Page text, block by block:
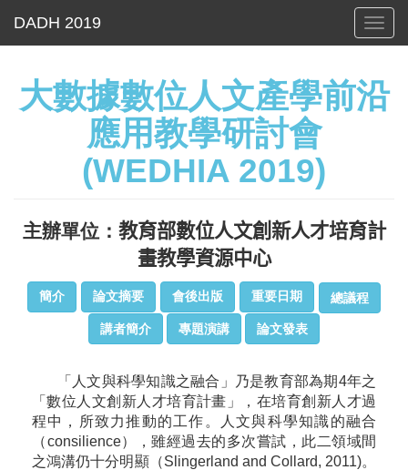
大數據數位人文產學前沿
應用教學研討會
(WEDHIA 2019)
主辦單位： 教育部數位人文創新人才培育計
畫教學資源中心
簡介 論文摘要 會後出版 重要日期 總議程
講者簡介 專題演講 論文發表
「人文與科學知識之融合」乃是教育部為期4年之
「數位人文創新人才培育計畫」，在培育創新人才過
程中，所致力推動的工作。人文與科學知識的融合
（consilience），雖經過去的多次嘗試，此二領域間
之鴻溝仍十分明顯（Slingerland and Collard, 2011)。